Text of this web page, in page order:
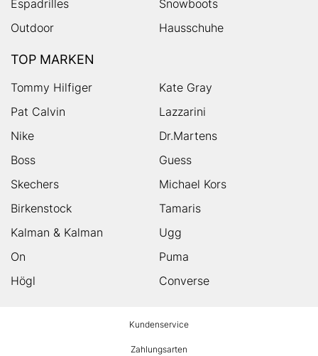
Espadrilles
Snowboots
Outdoor
Hausschuhe
TOP MARKEN
Tommy Hilfiger
Kate Gray
Pat Calvin
Lazzarini
Nike
Dr.Martens
Boss
Guess
Skechers
Michael Kors
Birkenstock
Tamaris
Kalman & Kalman
Ugg
On
Puma
Högl
Converse
Kundenservice
Zahlungsarten